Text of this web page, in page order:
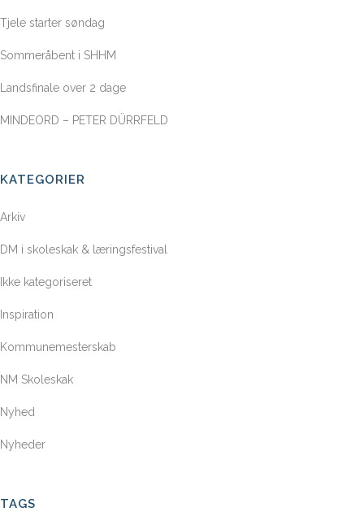
Tjele starter søndag
Sommeråbent i SHHM
Landsfinale over 2 dage
MINDEORD – PETER DÜRRFELD
KATEGORIER
Arkiv
DM i skoleskak & læringsfestival
Ikke kategoriseret
Inspiration
Kommunemesterskab
NM Skoleskak
Nyhed
Nyheder
TAGS